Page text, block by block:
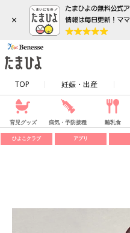
×
TOP 妊娠・出産
育児グッズ 病気・予防接種 離乳食
ひよこクラブ アプリ